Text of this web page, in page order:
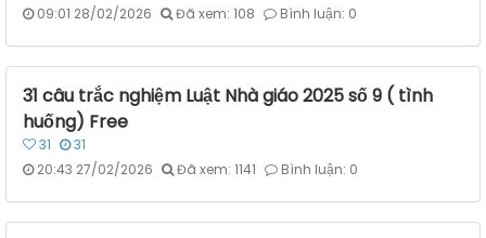
09:01 28/02/2026
Đã xem: 108 Bình luận: 0
31 câu trắc nghiệm Luật Nhà giáo 2025 số 9 ( tình
huống) Free
31
31
20:43 27/02/2026
Đã xem: 1141 Bình luận: 0